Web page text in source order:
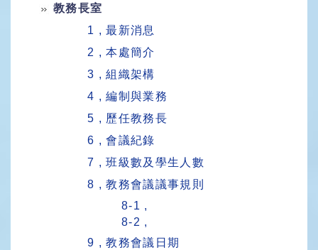
教務長室
1 , 最新消息
2 , 本處簡介
3 , 組織架構
4 , 編制與業務
5 , 歷任教務長
6 , 會議紀錄
7 , 班級數及學生人數
8 , 教務會議議事規則
8-1 ,
8-2 ,
9 , 教務會議日期